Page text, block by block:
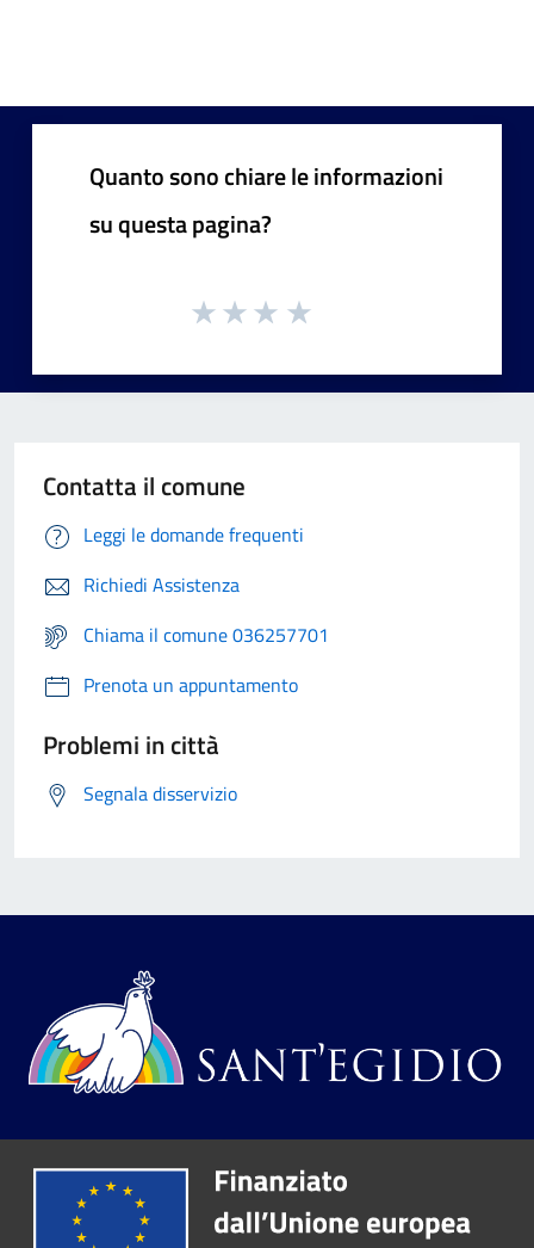
Quanto sono chiare le informazioni
su questa pagina?
Contatta il comune
Leggi le domande frequenti
Richiedi Assistenza
Chiama il comune 036257701
Prenota un appuntamento
Problemi in città
Segnala disservizio